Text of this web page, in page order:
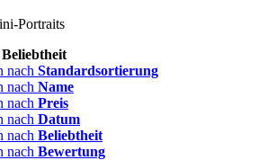
Por­traits
Beliebtheit
nach Standardsortierung
nach Name
nach Preis
nach Datum
nach Beliebtheit
nach Bewertung